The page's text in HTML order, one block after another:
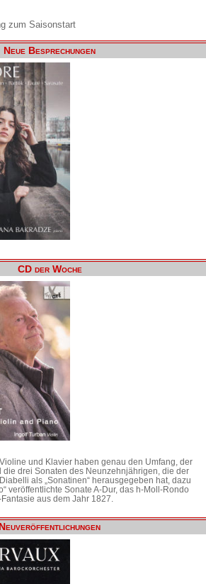
zum Saisonstart
Neue Besprechungen
CD der Woche
und Klavier haben genau den Umfang, der
die drei Sonaten des Neunzehnjährigen, die der
als „Sonatinen“ herausgegeben hat, dazu
veröffentlichte Sonate A-Dur, das h-Moll-Rondo
aus dem Jahr 1827.
Neuveröffentlichungen